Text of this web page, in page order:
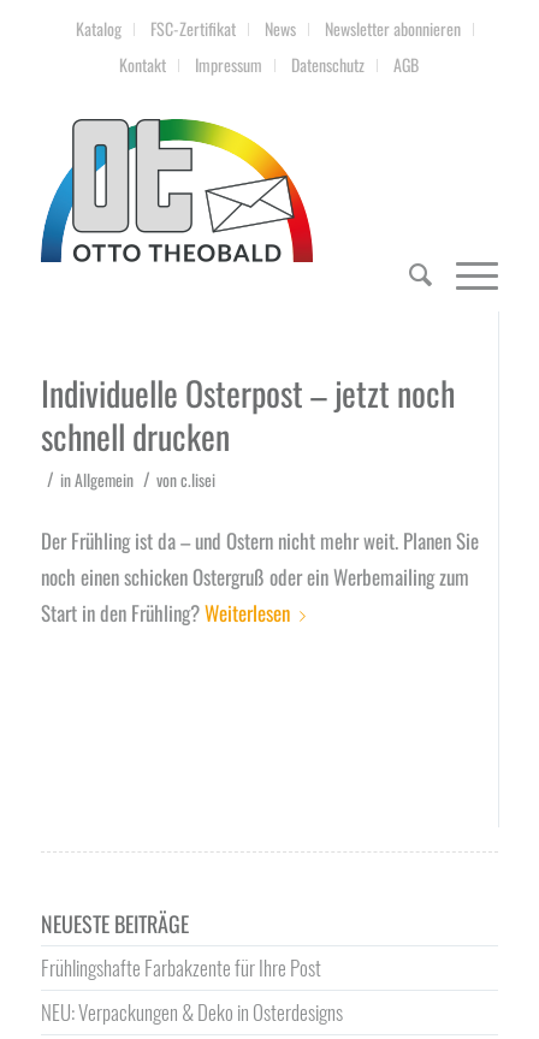
Katalog FSC-Zertifikat News
Newsletter abonnieren
Kontakt
Impressum Datenschutz AGB
Individuelle Osterpost – jetzt noch
schnell drucken
/ inAllgemein / vonc.lisei
Der Frühling ist da – und Ostern nicht mehr weit. Planen Sie
noch einen schicken Ostergruß oder ein Werbemailing zum
Start in den Frühling?Weiterlesen
NEUESTE BEITRÄGE
Frühlingshafte Farbakzente für Ihre Post
NEU: Verpackungen & Deko in Osterdesigns